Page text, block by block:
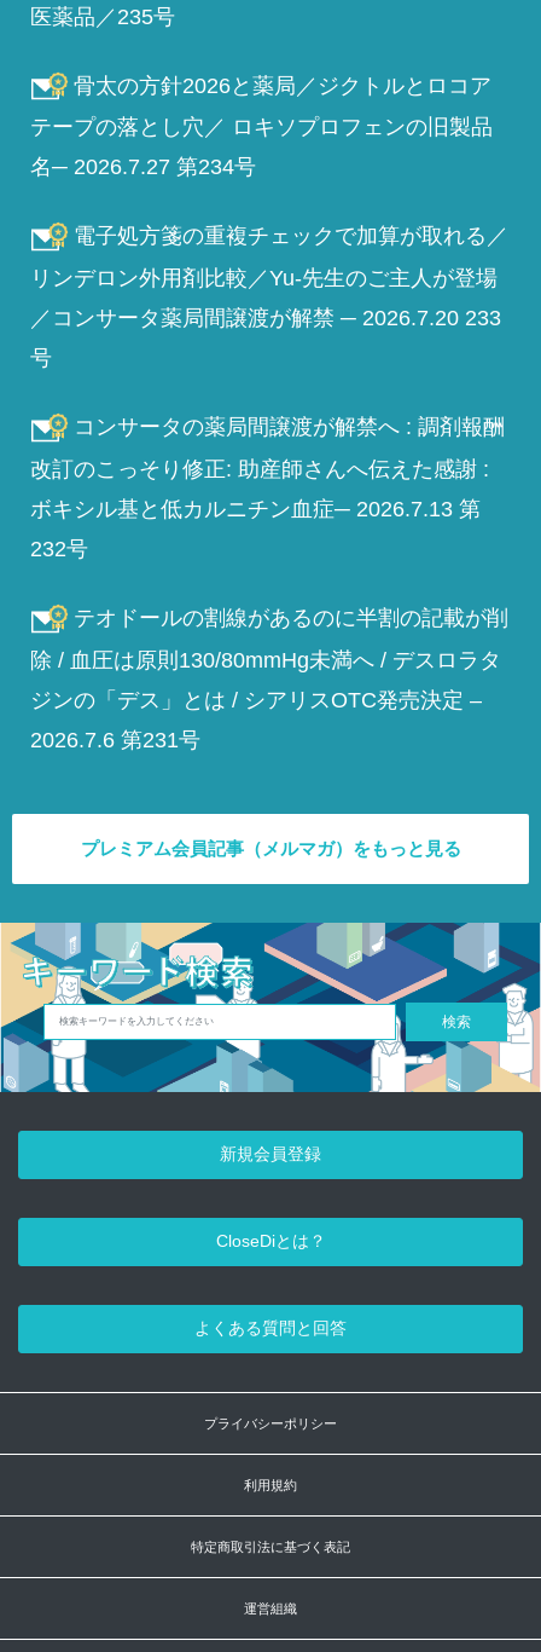
医薬品／235号
骨太の方針2026と薬局／ジクトルとロコア
テープの落とし穴／ ロキソプロフェンの旧製品
名─ 2026.7.27 第234号
電子処方箋の重複チェックで加算が取れる／
リンデロン外用剤比較／Yu-先生のご主人が登場
／コンサータ薬局間譲渡が解禁 ─ 2026.7.20 233
号
コンサータの薬局間譲渡が解禁へ : 調剤報酬
改訂のこっそり修正: 助産師さんへ伝えた感謝 :
ボキシル基と低カルニチン血症─ 2026.7.13 第
232号
テオドールの割線があるのに半割の記載が削
除 / 血圧は原則130/80mmHg未満へ / デスロラタ
ジンの「デス」とは / シアリスOTC発売決定 –
2026.7.6 第231号
プレミアム会員記事（メルマガ）をもっと見る
検索
新規会員登録
CloseDiとは？
よくある質問と回答
プライバシーポリシー
利用規約
特定商取引法に基づく表記
運営組織